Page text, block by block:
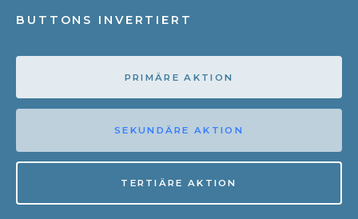
BUTTONS INVERTIERT
PRIMÄRE AKTION
SEKUNDÄRE AKTION
TERTIÄRE AKTION